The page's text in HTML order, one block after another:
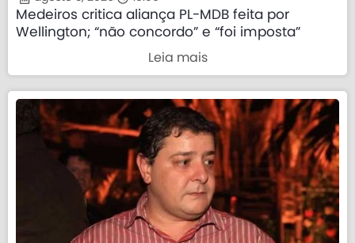
Medeiros critica aliança PL-MDB feita por
Wellington; “não concordo” e “foi imposta”
Leia mais